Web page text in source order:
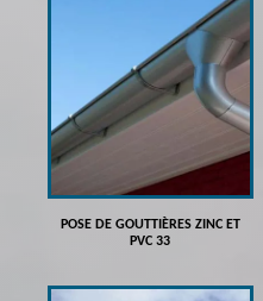
POSE DE GOUTTIÈRES ZINC ET
PVC 33